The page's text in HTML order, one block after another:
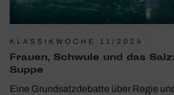
KLASSIKWOCHE 11/2024
Frauen, Schwule und das
Suppe
Eine Grund­satz­de­batte über Regie